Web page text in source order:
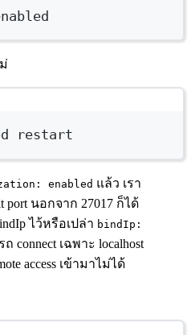
restart
enabled แล้ว เรา
port นอกจาก 27017 ก็ได้
ไว้หรือเปล่า bindIp:
connect เฉพาะ localhost
access เข้ามาไม่ได้